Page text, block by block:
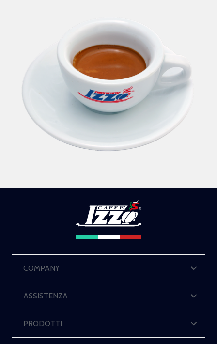
COMPANY
ASSISTENZA
PRODOTTI